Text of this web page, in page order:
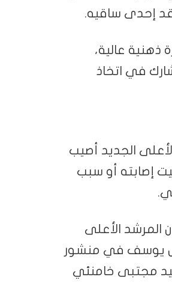
إحدى ساقيه.
ذهنية عالية،
في اتخاذ
الجديد أصيب
إصابته أو سبب
المرشد الأعلى
يوسف في منشور
مجتبى خامنئي